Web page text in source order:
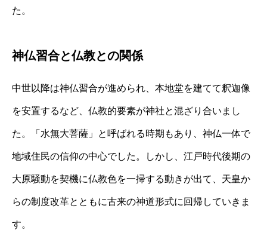
た。
神仏習合と仏教との関係
中世以降は神仏習合が進められ、本地堂を建てて釈迦像
を安置するなど、仏教的要素が神社と混ざり合いまし
た。「水無大菩薩」と呼ばれる時期もあり、神仏一体で
地域住民の信仰の中心でした。しかし、江戸時代後期の
大原騒動を契機に仏教色を一掃する動きが出て、天皇か
らの制度改革とともに古来の神道形式に回帰していきま
す。